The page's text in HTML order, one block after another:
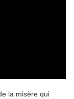
la misère qui